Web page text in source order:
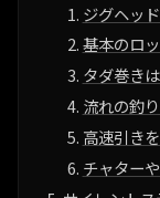
ジグヘッ
基本のロ
タダ巻き
流れの釣
高速引き
チャター